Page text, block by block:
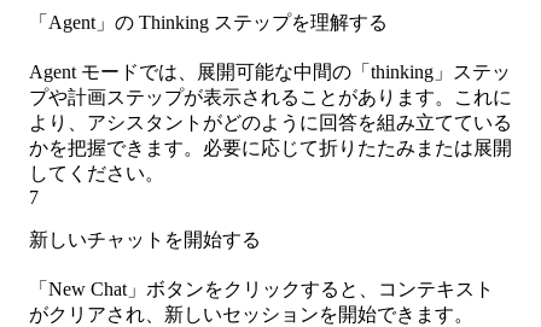
「Agent」の Thinking ステップを理解する
Agent モードでは、展開可能な中間の「thinking」ステッ
プや計画ステップが表示されることがあります。これに
より、アシスタントがどのように回答を組み立てている
かを把握できます。必要に応じて折りたたみまたは展開
してください。
7
新しいチャットを開始する
「New Chat」ボタンをクリックすると、コンテキスト
がクリアされ、新しいセッションを開始できます。